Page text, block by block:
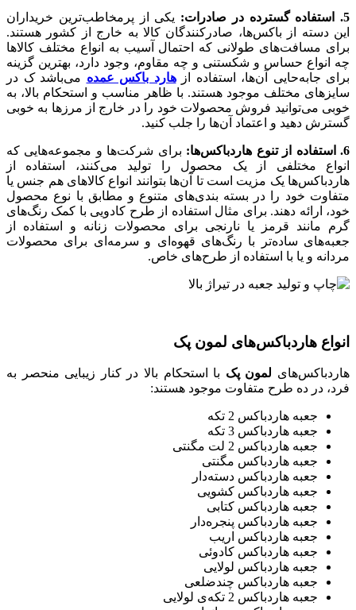
5. استفاده گسترده در صادرات:
یکی از پرمخاطب‌ترین خریداران
این دسته از باکس‌ها، صادرکنندگان کالا به خارج از کشور هستند.
برای مسافت‌های طولانی که احتمال آسیب به انواع مختلف کالاها
چه انواع حساس و شکستنی و چه مقاوم، وجود دارد، بهترین گزینه
برای جابه‌حایی آن‌ها، استفاده ازهارد باکس عمده می‌باشد ک در
سایزهای مختلف موجود هستند. با ظاهر مناسب و استحکام بالا، به
خوبی می‌توانید فروش محصولات خود را در خارج از مرزها به خوبی
گسترش دهید و اعتماد آن‌ها را جلب کنید.
6. استفاده از تنوع هاردباکس‌ها:
برای شرکت‌ها و مجموعه‌هایی که
انواع مختلفی از یک محصول را تولید می‌کنند، استفاده از
هاردباکس‌ها یک مزیت است تا آن‌ها بتوانند انواع کالاهای هم جنس یا
متفاوت خود را در بسته بندی‌های متنوع و مطابق با نوع محصول
خود، ارائه دهند. برای مثال استفاده از طرح کادویی با کمک رنگ‌های
گرم مانند قرمز یا نارنجی برای محصولات زنانه و استفاده از
جعبه‌های ساده‌تر با رنگ‌های قهوه‌ای و سرمه‌ای برای محصولات
مردانه و یا با استفاده از طرح‌های خاص.
انواع هاردباکس‌های لمون پک
هاردباکس‌های لمون پک با استحکام بالا در کنار زیبایی منحصر به
فرد، در ده طرح متفاوت موجود هستند:
جعبه هاردباکس 2 تکه
جعبه هاردباکس 3 تکه
جعبه هاردباکس 2 لت مگنتی
جعبه هاردباکس مگنتی
جعبه هاردباکس دسته‌دار
جعبه هاردباکس کشویی
جعبه هاردباکس کتابی
جعبه هاردباکس پنجره‌دار
جعبه هاردباکس اریب
جعبه هاردباکس کادوئی
جعبه هاردباکس لولایی
جعبه هاردباکس چندضلعی
جعبه هاردباکس 2 تکه‌ی لولایی